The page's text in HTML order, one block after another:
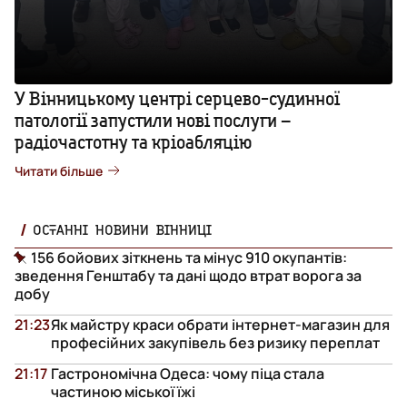
У Вінницькому центрі серцево-судинної
патології запустили нові послуги –
радіочастотну та кріоабляцію
Читати більше
ОСТАННІ НОВИНИ ВІННИЦІ
156 бойових зіткнень та мінус 910 окупантів:
зведення Генштабу та дані щодо втрат ворога за
добу
Як майстру краси обрати інтернет-магазин для
професійних закупівель без ризику переплат
21:23
Гастрономічна Одеса: чому піца стала
частиною міської їжі
21:17